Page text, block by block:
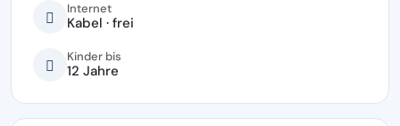
Internet
Kabel · frei
Kinder bis
12 Jahre